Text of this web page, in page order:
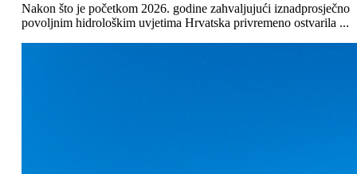
Nakon što je početkom 2026. godine zahvaljujući iznadprosječno
povoljnim hidrološkim uvjetima Hrvatska privremeno ostvarila ...